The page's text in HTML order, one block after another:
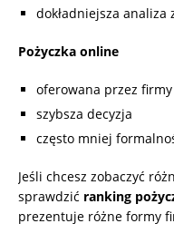
dokładniejsza
Pożyczka online
oferowana przez
szybsza decyzja
często mniej
Jeśli chcesz zobaczyć
sprawdzić ranking
prezentuje różne formy